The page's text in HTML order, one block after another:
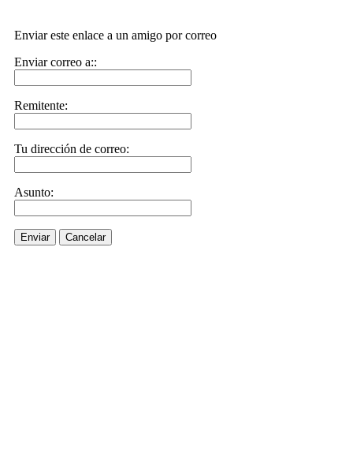
Enviar este enlace a un amigo por correo
Enviar correo a::
Remitente:
Tu dirección de correo:
Asunto:
Enviar Cancelar